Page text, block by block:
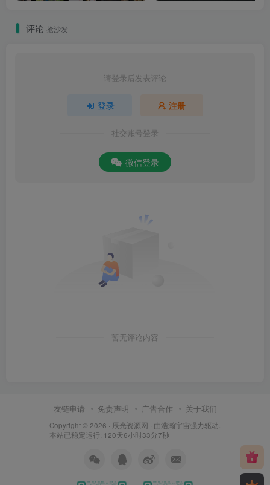
评论 抢沙发
请登录后发表评论
登录 注册
社交账号登录
微信登录
暂无评论内容
友链申请 免责声明 广告合作 关于我们
Copyright © 2026 · 辰光资源网 · 由浩瀚宇宙强力驱动.
本站已稳定运行: 120天6小时33分7秒